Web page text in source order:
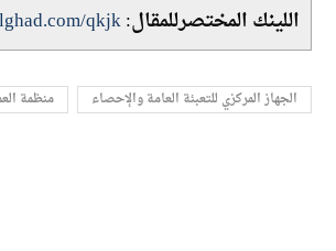
اللينك المختصرللمقال:qkjk
الجهاز المركزي للتعبئة العامة والإحصاء منظمة